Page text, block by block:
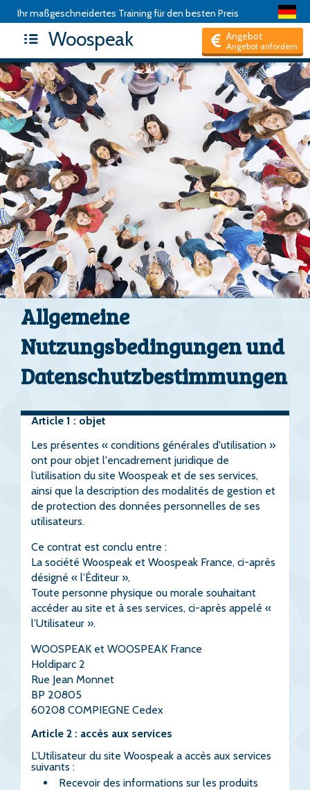
Ihr maßgeschneidertes Training für den besten Preis
Woospeak Angebot
Angebot anfordern
Allgemeine
Nutzungsbedingungen und
Datenschutzbestimmungen
Article 1 : objet
Les présentes « conditions générales d'utilisation »
ont pour objet l'encadrement juridique de
l’utilisation du site Woospeak et de ses services,
ainsi que la description des modalités de gestion et
de protection des données personnelles de ses
utilisateurs.
Ce contrat est conclu entre :
La société Woospeak et Woospeak France, ci-après
désigné « l’Éditeur »,
Toute personne physique ou morale souhaitant
accéder au site et à ses services, ci-après appelé «
l’Utilisateur ».
WOOSPEAK et WOOSPEAK France
Holdiparc 2
Rue Jean Monnet
BP 20805
60208 COMPIEGNE Cedex
Article 2 : accès aux services
L’Utilisateur du site Woospeak a accès aux services
suivants :
Recevoir des informations sur les produits